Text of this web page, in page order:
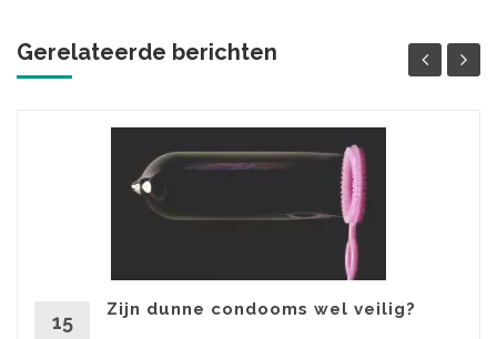
Gerelateerde berichten
15
Zijn dunne condooms wel veilig?